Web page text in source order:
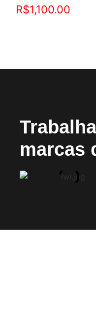
Avaliação
5.00
R$1,100.00
marcas